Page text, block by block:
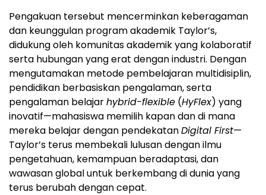
Pengakuan tersebut mencerminkan keberagaman
dan keunggulan program akademik Taylor’s,
didukung oleh komunitas akademik yang kolaboratif
serta hubungan yang erat dengan industri. Dengan
mengutamakan metode pembelajaran multidisiplin,
pendidikan berbasiskan pengalaman, serta
pengalaman belajarhybrid-flexible (HyFlex) yang
inovatif—mahasiswa memilih kapan dan di mana
mereka belajar dengan pendekatanDigital First—
Taylor’s terus membekali lulusan dengan ilmu
pengetahuan, kemampuan beradaptasi, dan
wawasan global untuk berkembang di dunia yang
terus berubah dengan cepat.